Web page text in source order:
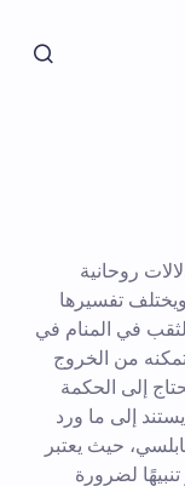
روحانية
تفسيرها
في المنام في
من الخروج
إلى الحكمة
إلى ما ورد
حيث يعتبر
لضرورة